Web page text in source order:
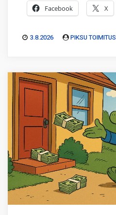
Facebook X
3.8.2026 PIKSU TOIMITUS